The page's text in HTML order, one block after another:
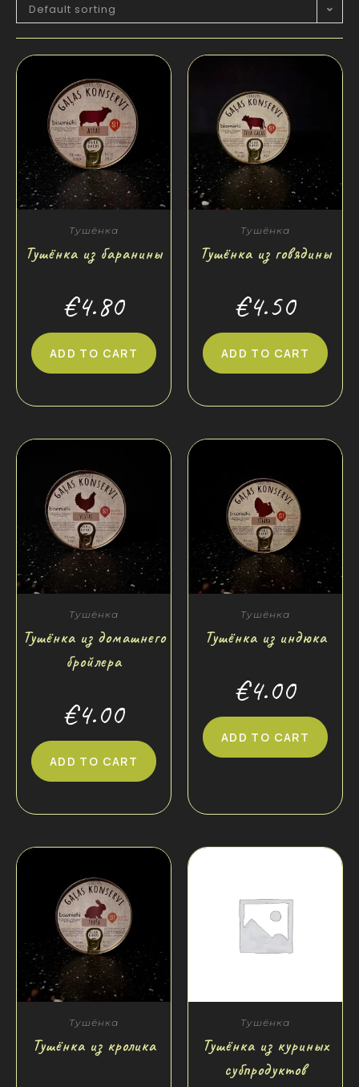
Default sorting
Тушёнка
Тушёнка из баранины
€4.80
ADD TO CART
Тушёнка
Тушёнка из говядины
€4.50
ADD TO CART
Тушёнка
Тушёнка из домашнего
бройлера
€4.00
ADD TO CART
Тушёнка
Тушёнка из индюка
€4.00
ADD TO CART
Тушёнка
Тушёнка из кролика
Тушёнка
Тушёнка из куриных
субпродуктов